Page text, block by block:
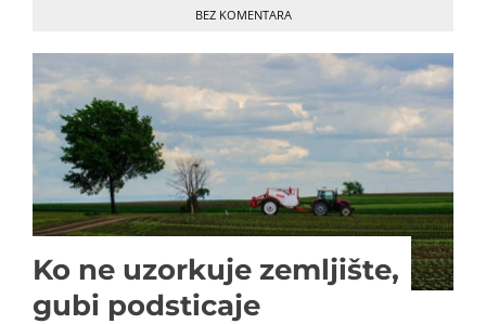
BEZ KOMENTARA
Ko ne uzorkuje zemljište,
gubi podsticaje